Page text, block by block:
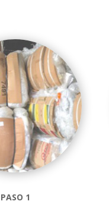
PASO 1